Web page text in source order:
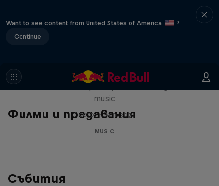
Want to see content from United States of America
?
Continue
Филми и предавания
Diggin' in the Carts
music
1 сезон · 5 епизоди
MUSIC
Събития